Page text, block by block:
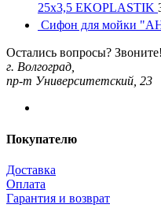
25х3,5 EKOPLASTIK
Сифон для мойки
Остались вопросы? Звоните!
г. Волгоград,
пр-т Университетский, 23
Покупателю
Доставка
Оплата
Гарантия и возврат